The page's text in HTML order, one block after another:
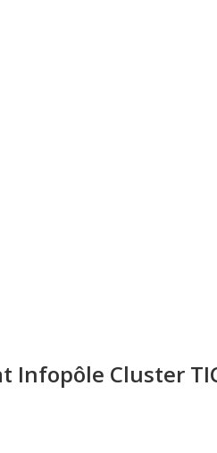
Infopôle Cluster